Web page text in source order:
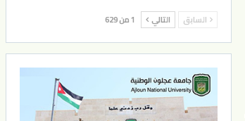
السابق التالي 1 من 629